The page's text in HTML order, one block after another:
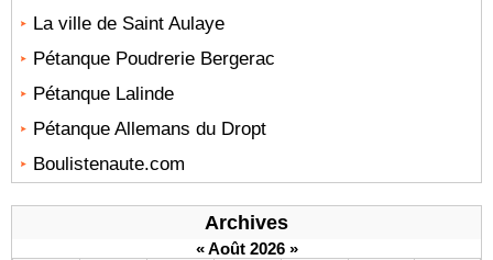
La ville de Saint Aulaye
Pétanque Poudrerie Bergerac
Pétanque Lalinde
Pétanque Allemans du Dropt
Boulistenaute.com
Archives
« Août 2026 »